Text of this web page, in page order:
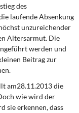
des
laufende Absenkung
unzureichender
Altersarmut. Die
werden und
Beitrag zur
am28.11.2013 die
wie wird der
sie erkennen, dass